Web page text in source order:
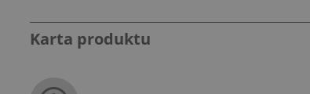
Karta produktu